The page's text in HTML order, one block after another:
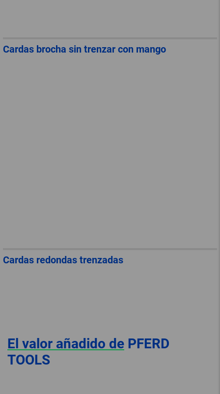
Cardas brocha sin trenzar con mango
Cardas redondas trenzadas
El valor añadido de PFERD
TOOLS